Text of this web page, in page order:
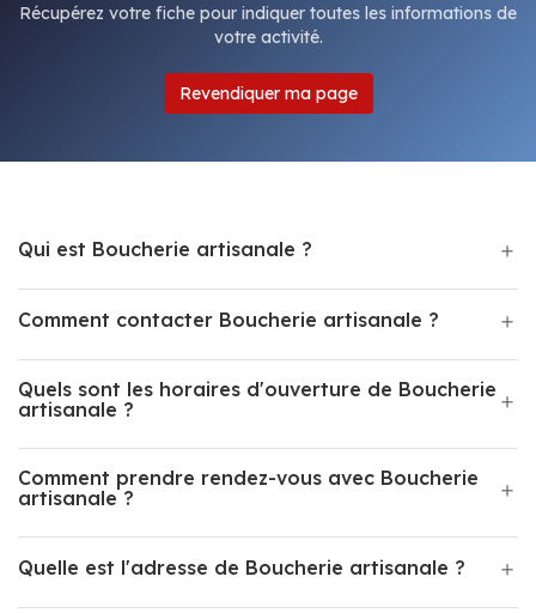
Récupérez votre fiche pour indiquer toutes les informations de
votre activité.
Revendiquer ma page
Qui est Boucherie artisanale ?
Comment contacter Boucherie artisanale ?
Quels sont les horaires d'ouverture de Boucherie
artisanale ?
Comment prendre rendez-vous avec Boucherie
artisanale ?
Quelle est l'adresse de Boucherie artisanale ?